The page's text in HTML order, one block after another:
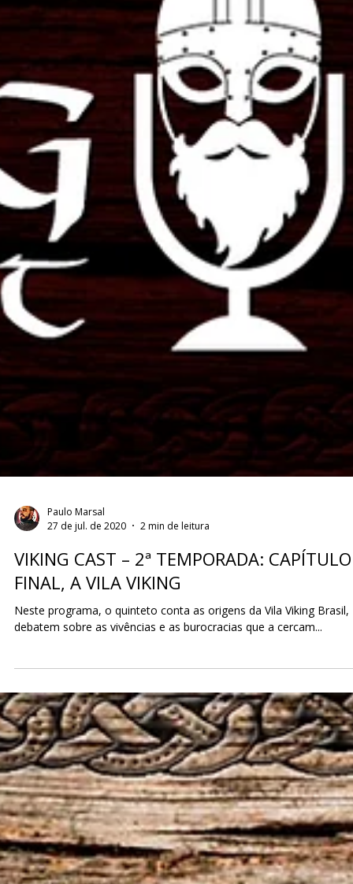
Paulo Marsal
27 de jul. de 2020
2 min de leitura